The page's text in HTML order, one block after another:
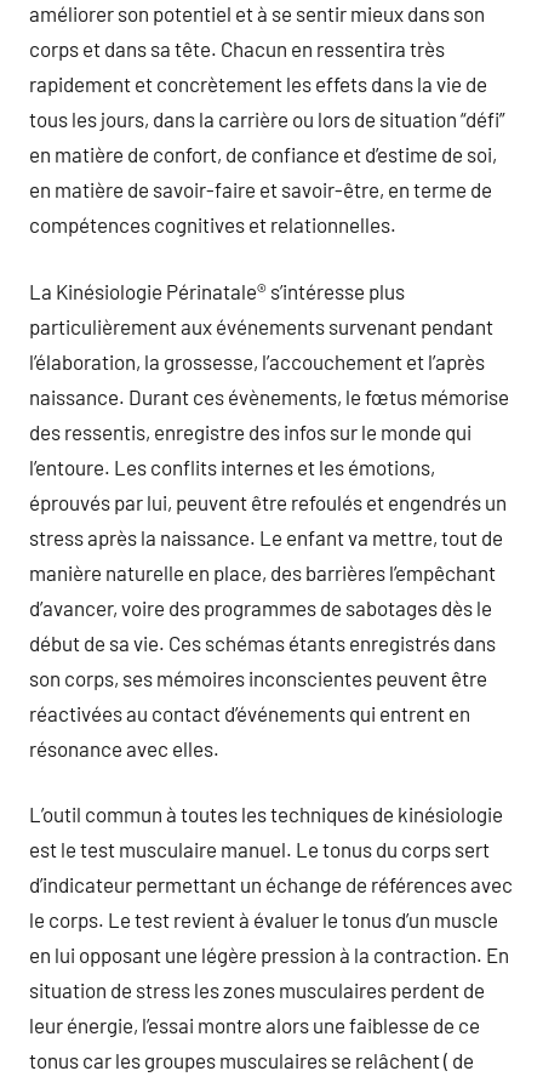
améliorer son potentiel et à se sentir mieux dans son
corps et dans sa tête. Chacun en ressentira très
rapidement et concrètement les effets dans la vie de
tous les jours, dans la carrière ou lors de situation “défi”
en matière de confort, de confiance et d’estime de soi,
en matière de savoir-faire et savoir-être, en terme de
compétences cognitives et relationnelles.
La Kinésiologie Périnatale® s’intéresse plus
particulièrement aux événements survenant pendant
l’élaboration, la grossesse, l’accouchement et l’après
naissance. Durant ces évènements, le fœtus mémorise
des ressentis, enregistre des infos sur le monde qui
l’entoure. Les conflits internes et les émotions,
éprouvés par lui, peuvent être refoulés et engendrés un
stress après la naissance. Le enfant va mettre, tout de
manière naturelle en place, des barrières l’empêchant
d’avancer, voire des programmes de sabotages dès le
début de sa vie. Ces schémas étants enregistrés dans
son corps, ses mémoires inconscientes peuvent être
réactivées au contact d’événements qui entrent en
résonance avec elles.
L’outil commun à toutes les techniques de kinésiologie
est le test musculaire manuel. Le tonus du corps sert
d’indicateur permettant un échange de références avec
le corps. Le test revient à évaluer le tonus d’un muscle
en lui opposant une légère pression à la contraction. En
situation de stress les zones musculaires perdent de
leur énergie, l’essai montre alors une faiblesse de ce
tonus car les groupes musculaires se relâchent ( de